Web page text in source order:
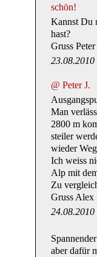
schön!
Kannst Du
hast?
Gruss Peter
23.08.2010
@ Peter J.
Man
2800 m
steiler
wieder
Ich weiss
Alp mit
Zu
Gruss Alex
24.08.2010
aber dafür